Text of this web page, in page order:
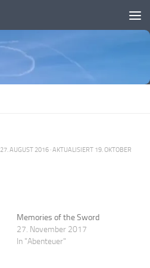
27. AUGUST 2016 · AKTUALISIERT 19. OKTOBER
Memories of the Sword
27. November 2017
In "Abenteuer"